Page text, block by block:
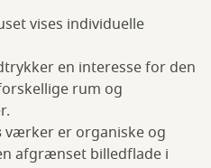
vises individuelle
en interesse for den
rum og
værker er organiske og
afgrænset billedflade i